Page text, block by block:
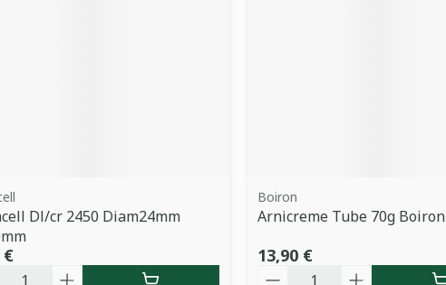
Dl/cr 2450 Diam24mm
€
Boiron
Arnicreme Tube 70g Boiron
13,90 €
Quantité